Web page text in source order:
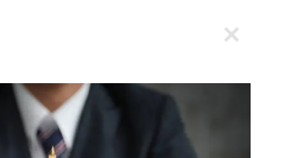
this
module